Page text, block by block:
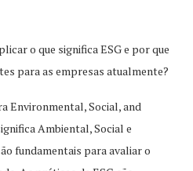
o que significa ESG e por que
para as empresas atualmente?
Environmental, Social, and
Ambiental, Social e
fundamentais para avaliar o